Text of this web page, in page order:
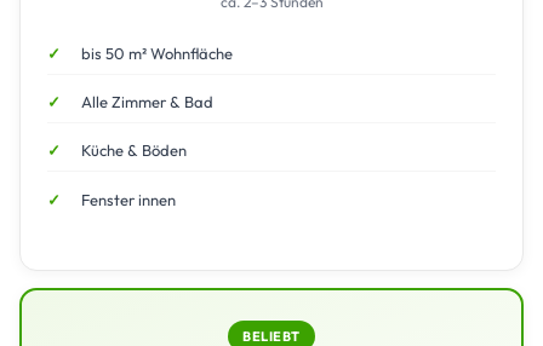
bis 50 m² Wohnfläche
Alle Zimmer & Bad
Küche & Böden
Fenster innen
BELIEBT